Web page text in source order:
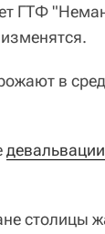
ГТФ
в
столицы